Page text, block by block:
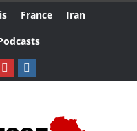
France
Iran